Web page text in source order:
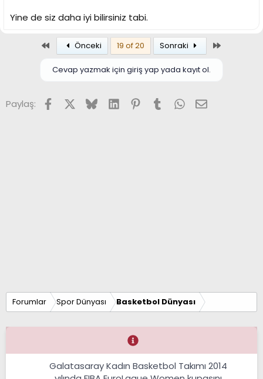
Yine de siz daha iyi bilirsiniz tabi.
Birinci Önceki 19 of 20 Sonraki
Cevap yazmak için giriş yap yada kayıt ol.
Paylaş: FacebookX (Twitter)
BlueskyLinkedInPinterest
TumblrWhatsApp
E-posta
Forumlar Spor Dünyası Basketbol Dünyası
Galatasaray Kadın Basketbol Takımı 2014